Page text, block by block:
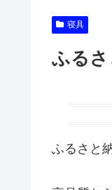
寝具
ふる
ふるさと